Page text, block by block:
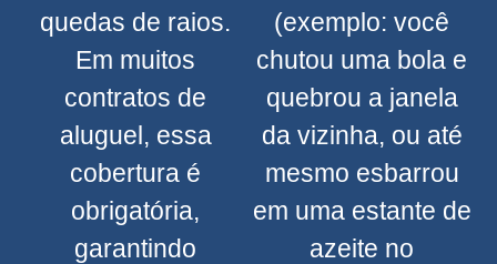
quedas de raios.
Em muitos
contratos de
aluguel, essa
cobertura é
obrigatória,
garantindo
(exemplo: você
chutou uma bola e
quebrou a janela
da vizinha, ou até
mesmo esbarrou
em uma estante de
azeite no